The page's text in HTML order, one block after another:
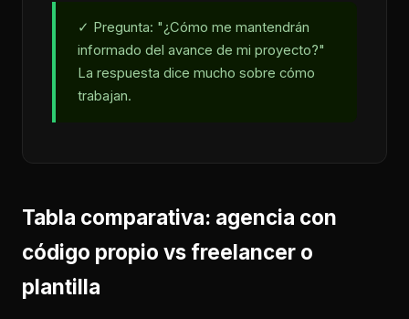
✓ Pregunta: "¿Cómo me mantendrán
informado del avance de mi proyecto?"
La respuesta dice mucho sobre cómo
trabajan.
Tabla comparativa: agencia con
código propio vs freelancer o
plantilla